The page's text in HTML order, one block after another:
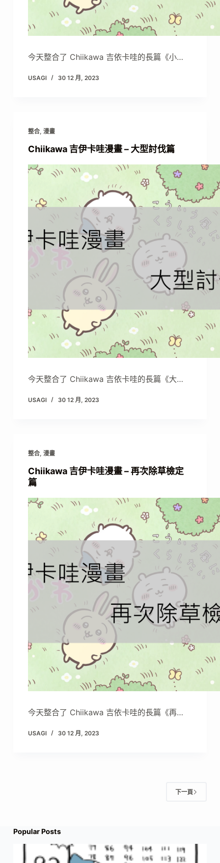
今天整合了 Chiikawa 吉依卡哇的長篇《小…
USAGI 30 12 月, 2023
整合, 漫畫
Chiikawa 吉伊卡哇漫畫 – 大型討伐篇
今天整合了 Chiikawa 吉依卡哇的長篇《大…
USAGI 30 12 月, 2023
整合, 漫畫
Chiikawa 吉伊卡哇漫畫 – 再次除草檢定
篇
今天整合了 Chiikawa 吉依卡哇的長篇《再…
USAGI 30 12 月, 2023
下一頁
Popular Posts